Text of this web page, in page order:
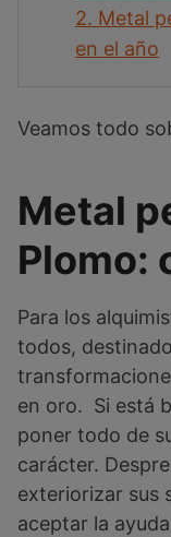
2. Metal
en el año
Veamos todo
Metal
Plomo:
Para los
todos,
en oro. Si está
poner todo de
carácter.
exteriorizar sus
aceptar la